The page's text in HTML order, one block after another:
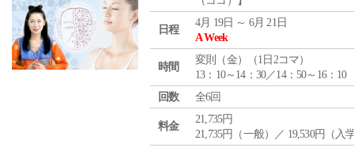
日程
4月 19日 ～ 6月 21日
A Week
時間
変則（金）（1日2コマ）
13：10～14：30／14：50～16：10
回数
全6回
料金
21,735円
21,735円（一般）／ 19,530円（入